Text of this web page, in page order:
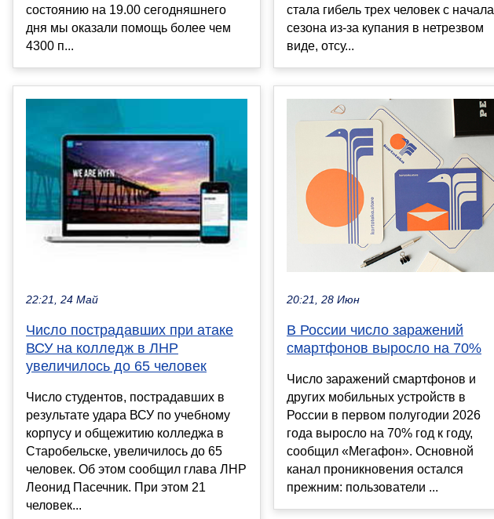
состоянию на 19.00 сегодняшнего
дня мы оказали помощь более чем
4300 п...
22:21, 24 Май
Число пострадавших при атаке
ВСУ на колледж в ЛНР
увеличилось до 65 человек
Число студентов, пострадавших в
результате удара ВСУ по учебному
корпусу и общежитию колледжа в
Старобельске, увеличилось до 65
человек. Об этом сообщил глава ЛНР
Леонид Пасечник. При этом 21
человек...
стала гибель трех человек с начала
сезона из-за купания в нетрезвом
виде, отсу...
20:21, 28 Июн
В России число заражений
смартфонов выросло на 70%
Число заражений смартфонов и
других мобильных устройств в
России в первом полугодии 2026
года выросло на 70% год к году,
сообщил «Мегафон». Основной
канал проникновения остался
прежним: пользователи ...